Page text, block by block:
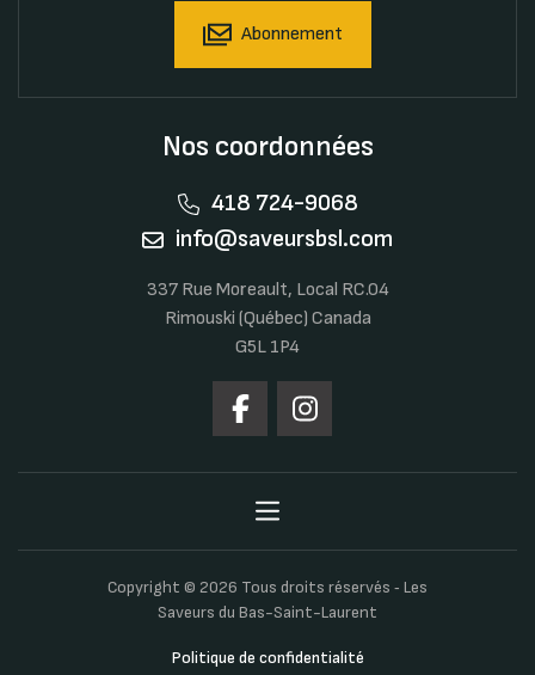
Abonnement
Nos coordonnées
418 724-9068
info@saveursbsl.com
337 Rue Moreault, Local RC.04
Rimouski (Québec) Canada
G5L 1P4
Copyright © 2026 Tous droits réservés ‐ Les
Saveurs du Bas-Saint-Laurent
Politique de confidentialité